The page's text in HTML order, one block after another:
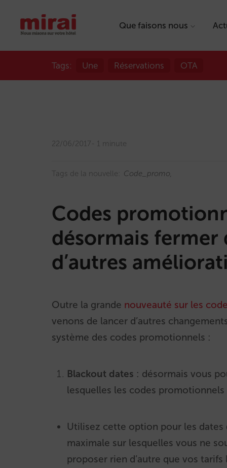
Que faisons nous
Tags: Une Réservations OTA
22/06/2017 1 minute
Tags de la nouvelle: Code_promo
Codes
désormais fermer
d’autres
Outre la grande nouveauté sur les
venons de lancer d’autres
système des codes promotionnels :
Blackout dates : désormais vous
lesquelles les codes promotionnels
Utilisez cette option pour les dates
maximale sur lesquelles vous ne
proposer rien d’autre que vos tarifs